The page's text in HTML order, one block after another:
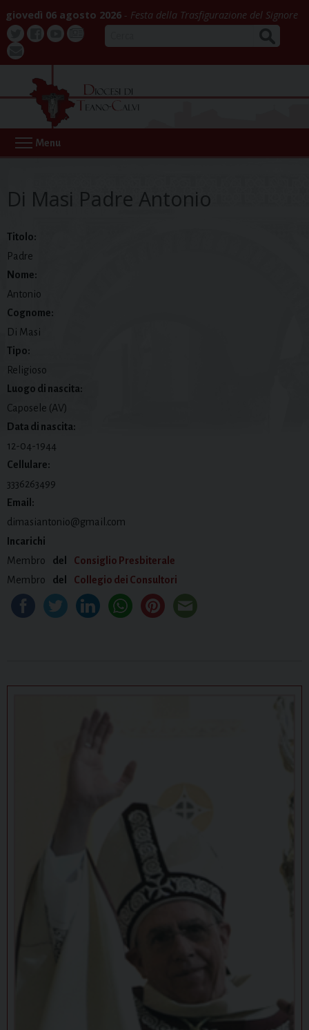
to
content
giovedì 06 agosto 2026 Festa della Trasfigurazione del Signore
Twitter
Buona
webmail
Menu
Di Masi Padre Antonio
Titolo:
Padre
Nome:
Antonio
Cognome:
Di Masi
Tipo:
Religioso
Luogo di nascita:
Caposele (AV)
Data di nascita:
12-04-1944
Cellulare:
3336263499
Email:
dimasiantonio@gmail.com
Incarichi
Membro
del
Consiglio Presbiterale
Membro
del Collegio dei Consultori